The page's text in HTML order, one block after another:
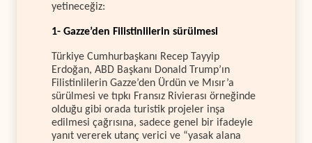
yetineceğiz:
1- Gazze’den Filistinlilerin sürülmesi
Türkiye Cumhurbaşkanı Recep Tayyip
Erdoğan, ABD Başkanı Donald Trump’ın
Filistinlilerin Gazze’den Ürdün ve Mısır’a
sürülmesi ve tıpkı Fransız Rivierası örneğinde
olduğu gibi orada turistik projeler inşa
edilmesi çağrısına, sadece genel bir ifadeyle
yanıt vererek utanç verici ve “yasak alana